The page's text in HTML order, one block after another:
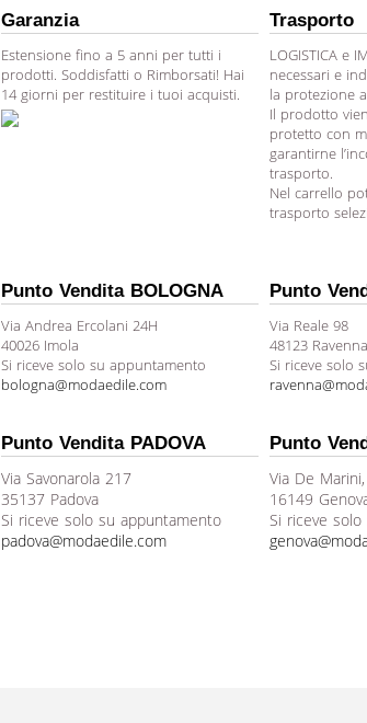
Garanzia
Estensione fino a 5 anni per tutti i
prodotti. Soddisfatti o Rimborsati! Hai
14 giorni per restituire i tuoi acquisti.
Trasporto
LOGISTICA e
necessari e
la protezione
Il prodotto
protetto con
garantirne
trasporto.
Nel carrello
trasporto
Punto Vendita BOLOGNA
Via Andrea Ercolani 24H
40026 Imola
Si riceve solo su appuntamento
bologna@modaedile.com
Punto
Via Reale 98
48123 Ravenna
Si riceve solo
Punto Vendita PADOVA
Via Savonarola 217
35137 Padova
Si riceve solo su appuntamento
padova@modaedile.com
Punto
Via De
16149
Si riceve